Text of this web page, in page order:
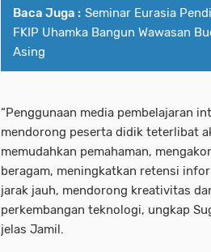
Baca Juga : Seminar Eurasia
FKIP Uhamka Bangun Wawasan
Asing
“Penggunaan media pembelajaran
mendorong peserta didik teterlibat
memudahkan pemahaman,
beragam, meningkatkan retensi
jarak jauh, mendorong kreativitas
perkembangan teknologi, ungkap
jelas Jamil.